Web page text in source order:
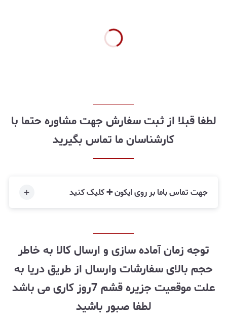
لطفا قبلا از ثبت سفارش جهت مشاوره حتما با
کارشناسان ما تماس بگیرید
جهت تماس باما بر روی ایکون ➕ کلیک کنید
توجه زمان آماده سازی و ارسال کالا به خاطر
حجم بالای سفارشات وارسال از طریق دریا به
علت موقعیت جزیره قشم 7روز کاری می باشد
لطفا صبور باشید